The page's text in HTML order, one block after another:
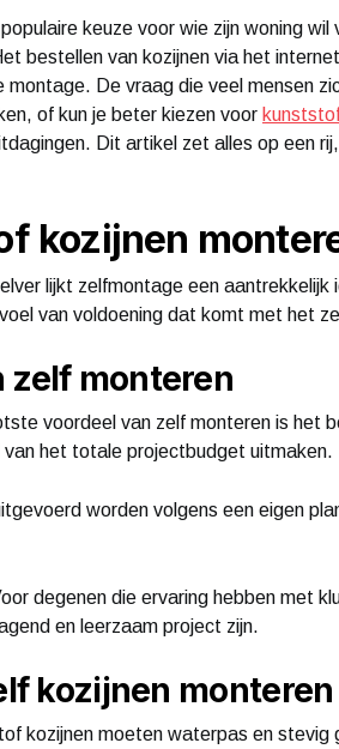
keuze voor wie zijn woning
bestellen van kozijnen via het
montage. De vraag die veel mensen
of kun je beter kiezen voor
Dit artikel zet alles op een
kozijnen
lijkt zelfmontage een
van voldoening dat komt met het
zelf monteren
voordeel van zelf monteren is het
van het totale projectbudget uitmaken.
worden volgens een eigen
degenen die ervaring hebben met
en leerzaam project zijn.
kozijnen monteren
kozijnen moeten waterpas en